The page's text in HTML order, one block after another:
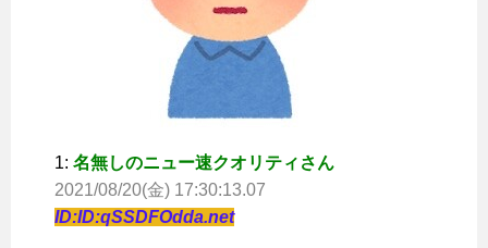
1: 名無しのニュー速クオリティさん
2021/08/20(金) 17:30:13.07
ID:ID:qSSDFOdda.net